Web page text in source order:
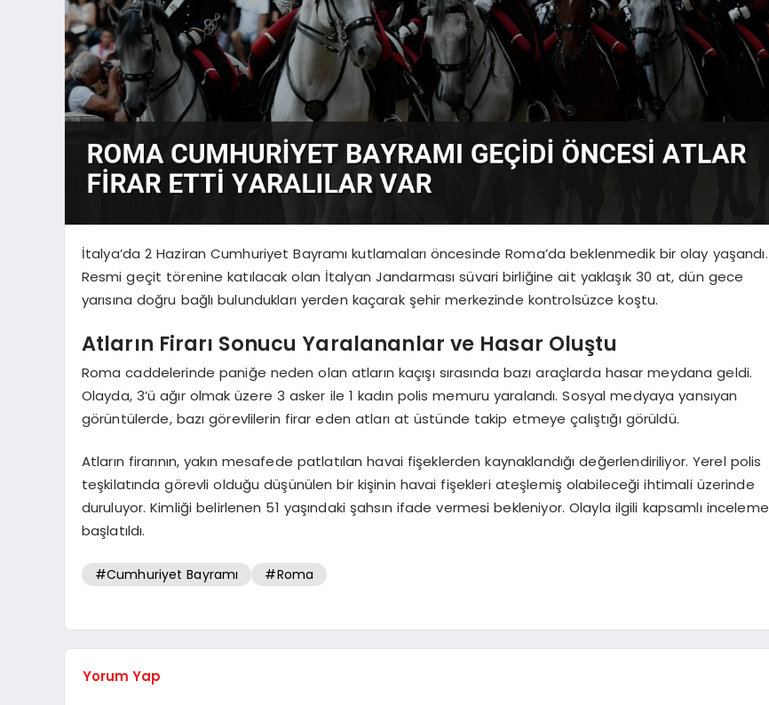
İtalya’da 2 Haziran Cumhuriyet Bayramı kutlamaları öncesinde Roma’da beklenmedik bir olay yaşandı.
Resmi geçit törenine katılacak olan İtalyan Jandarması süvari birliğine ait yaklaşık 30 at, dün gece
yarısına doğru bağlı bulundukları yerden kaçarak şehir merkezinde kontrolsüzce koştu.
Atların Firarı Sonucu Yaralananlar ve Hasar Oluştu
Roma caddelerinde paniğe neden olan atların kaçışı sırasında bazı araçlarda hasar meydana geldi.
Olayda, 3’ü ağır olmak üzere 3 asker ile 1 kadın polis memuru yaralandı. Sosyal medyaya yansıyan
görüntülerde, bazı görevlilerin firar eden atları at üstünde takip etmeye çalıştığı görüldü.
Atların firarının, yakın mesafede patlatılan havai fişeklerden kaynaklandığı değerlendiriliyor. Yerel polis
teşkilatında görevli olduğu düşünülen bir kişinin havai fişekleri ateşlemiş olabileceği ihtimali üzerinde
duruluyor. Kimliği belirlenen 51 yaşındaki şahsın ifade vermesi bekleniyor. Olayla ilgili kapsamlı inceleme
başlatıldı.
#Cumhuriyet Bayramı #Roma
Yorum Yap